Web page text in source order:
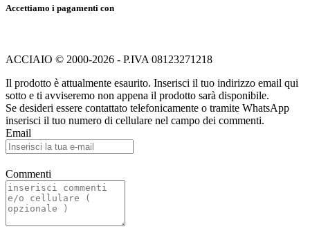
Accettiamo i pagamenti con
ACCIAIO © 2000-2026 - P.IVA 08123271218
Il prodotto è attualmente esaurito. Inserisci il tuo indirizzo email qui
sotto e ti avviseremo non appena il prodotto sarà disponibile.
Se desideri essere contattato telefonicamente o tramite WhatsApp
inserisci il tuo numero di cellulare nel campo dei commenti.
Email
Commenti